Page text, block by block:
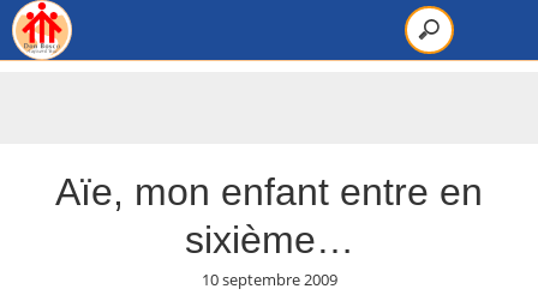
Aïe, mon enfant entre en
sixième…
10 septembre 2009